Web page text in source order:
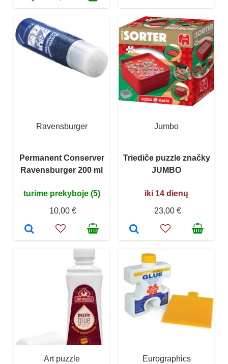
Ravensburger
Permanent Conserver
Ravensburger 200 ml
turime prekyboje (5)
10,00 €
Jumbo
Triediče puzzle značky
JUMBO
iki 14 dienų
23,00 €
Art puzzle Eurographics